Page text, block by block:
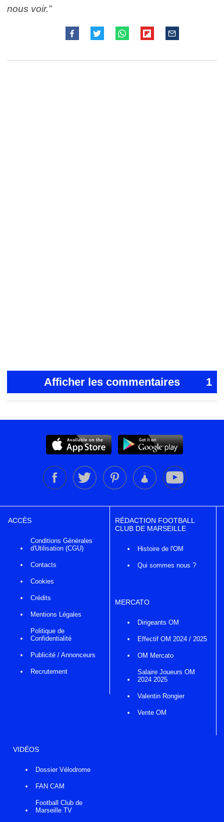
nous voir.”
Afficher les commentaires 1
ACCÈS
Conditions Générales
d'Utilisation (CGU)
Contacts
Cookies
Crédits
Mentions Légales
Politique de
Confidentialité
Publicité / Annonceurs
Recrutement
RÉDACTION FOOTBALL
CLUB DE MARSEILLE
Histoire de l'OM
Qui sommes nous ?
MERCATO
Dirigeants OM
Effectif OM 2024 / 2025
OM Mercato
Salaire Joueurs OM
2024 2025
Valentin Rongier
Vente OM
VIDÉOS
Dossier Vélodrome
FAN CAM
Football Club de
Marseille TV